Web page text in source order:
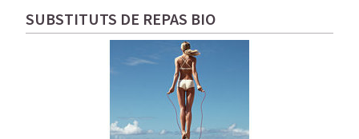
SUBSTITUTS DE REPAS BIO